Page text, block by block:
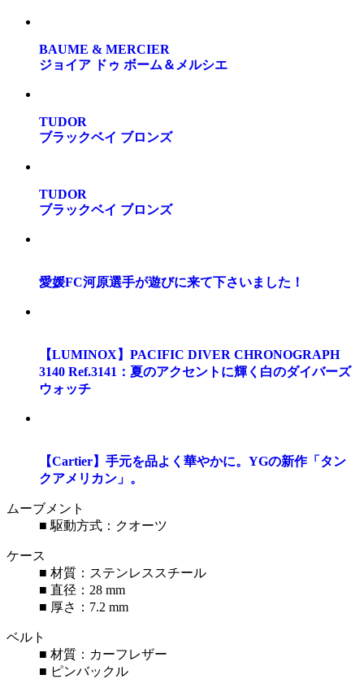
BAUME & MERCIER
ジョイア ドゥ ボーム＆メルシエ
TUDOR
ブラックベイ ブロンズ
TUDOR
ブラックベイ ブロンズ
愛媛FC河原選手が遊びに来て下さいました！
【LUMINOX】PACIFIC DIVER CHRONOGRAPH
3140 Ref.3141：夏のアクセントに輝く白のダイバーズ
ウォッチ
【Cartier】手元を品よく華やかに。YGの新作「タン
クアメリカン」。
ムーブメント
■ 駆動方式：クオーツ
ケース
■ 材質：ステンレススチール
■ 直径：28 mm
■ 厚さ：7.2 mm
ベルト
■ 材質：カーフレザー
■ ピンバックル